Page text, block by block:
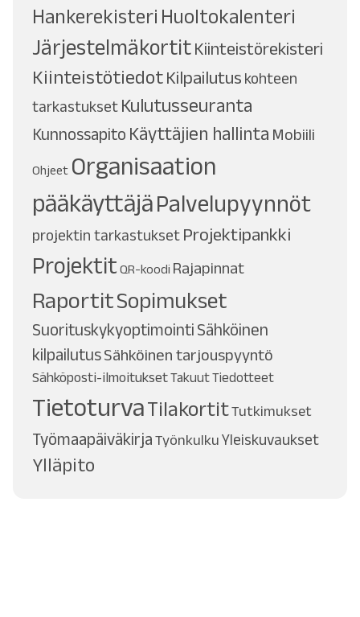
Hankerekisteri Huoltokalenteri
Järjestelmäkortit Kiinteistörekisteri
Kiinteistötiedot Kilpailutus kohteen
tarkastukset Kulutusseuranta
Kunnossapito Käyttäjien hallinta Mobiili
Ohjeet Organisaation
pääkäyttäjäPalvelupyynnöt
projektin tarkastukset Projektipankki
Projektit QR-koodi Rajapinnat
RaportitSopimukset
Suorituskykyoptimointi Sähköinen
kilpailutusSähköinen tarjouspyyntö
Sähköposti-ilmoituksetTakuutTiedotteet
TietoturvaTilakortitTutkimukset
TyömaapäiväkirjaTyönkulkuYleiskuvaukset
Ylläpito